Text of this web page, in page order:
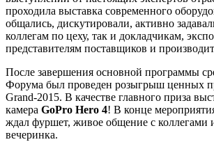
проходила выставка современного
общались, дискутировали, активно
коллегам по цеху, так и докладчикам,
представителям поставщиков и
После завершения основной программы
Форума был проведен розыгрыш ценных
Grand-2015. В качестве главного приза
камера GoPro Hero 4! В конце
ждал фуршет, живое общение с коллегами
вечеринка.